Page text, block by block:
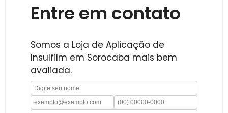
Entre em contato
Somos a Loja de Aplicação de
Insulfilm em Sorocaba mais bem
avaliada.